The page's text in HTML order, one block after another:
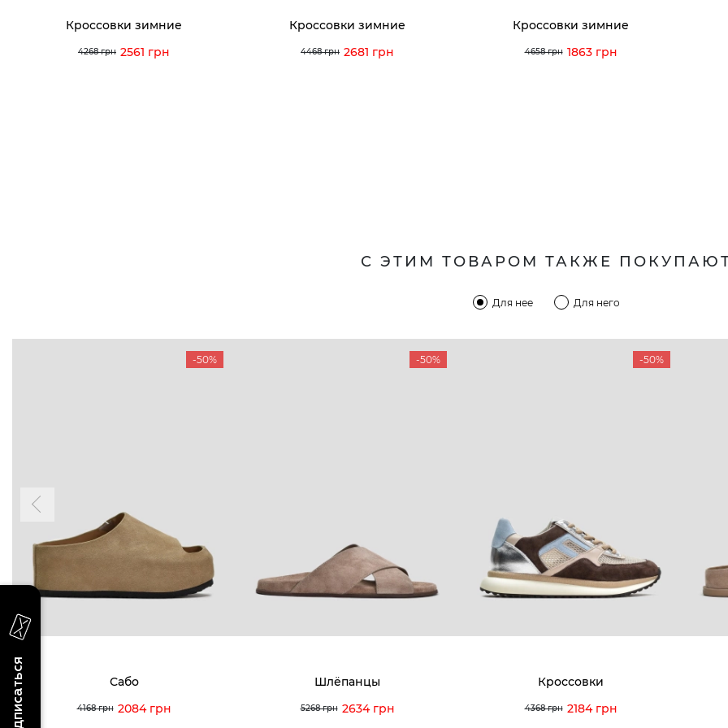
Кроссовки зимние
4268 грн 2561 грн
Кроссовки зимние
4468 грн 2681 грн
Кроссовки зимние
4658 грн 1863 грн
С ЭТИМ ТОВАРОМ ТАКЖЕ
Для нее Для него
-50%
Сабо
4168 грн 2084 грн
-50%
Шлёпанцы
5268 грн 2634 грн
-50%
Кроссовки
4368 грн 2184 грн
акциях и событиях
Для него
Вакансии и Работа
Наши магазины
Подписаться